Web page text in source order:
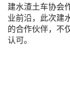
建水渣土车协会
业前沿，此次建
的合作伙伴，不
认可。